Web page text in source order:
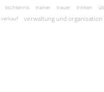
tischtennis trainer trauer trinken
verkauf verwaltung und organisation